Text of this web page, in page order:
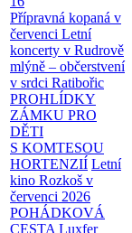
Přípravná kopaná v
červenci Letní
koncerty v Rudrově
mlýně – občerstvení
v srdci Ratibořic
PROHLÍDKY
ZÁMKU PRO
DĚTI
S KOMTESOU
HORTENZIÍ Letní
kino Rozkoš v
červenci 2026
POHÁDKOVÁ
CESTA Luxfer